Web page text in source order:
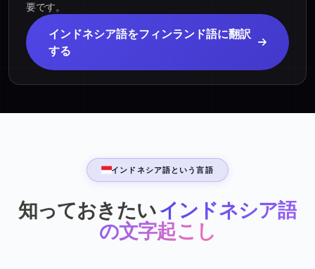
要です。
インドネシア語をフィンランド語に翻訳
する
インドネシア語という言語
知っておきたいインドネシア語
の文字起こし